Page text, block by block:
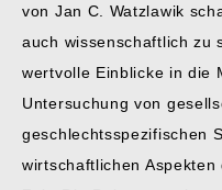
von Jan C. Watzlawik
auch wissenschaftlich zu
wertvolle Einblicke in die
Untersuchung von
geschlechtsspezifischen
wirtschaftlichen